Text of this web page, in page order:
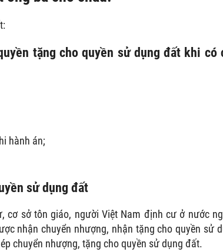
tặng cho quyền sử dụng đất khi có
hành án;
sử dụng đất
cơ sở tôn giáo, người Việt Nam định cư ở nước
nhận chuyển nhượng, nhận tặng cho quyền sử
chuyển nhượng, tặng cho quyền sử dụng đất.